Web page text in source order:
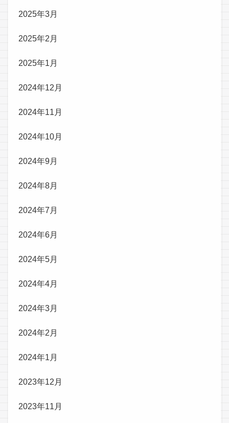
2025年3月
2025年2月
2025年1月
2024年12月
2024年11月
2024年10月
2024年9月
2024年8月
2024年7月
2024年6月
2024年5月
2024年4月
2024年3月
2024年2月
2024年1月
2023年12月
2023年11月